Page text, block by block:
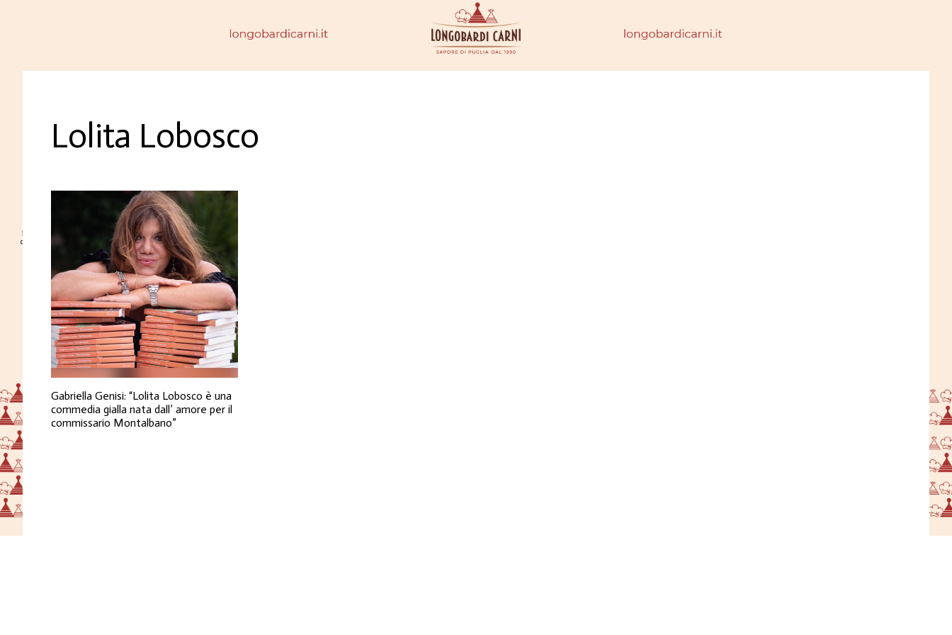
Lolita Lobosco
Gabriella Genisi: “Lolita Lobosco è una
commedia gialla nata dall’ amore per il
commissario Montalbano”